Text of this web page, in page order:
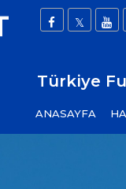
Türkiye
ANASAYFA